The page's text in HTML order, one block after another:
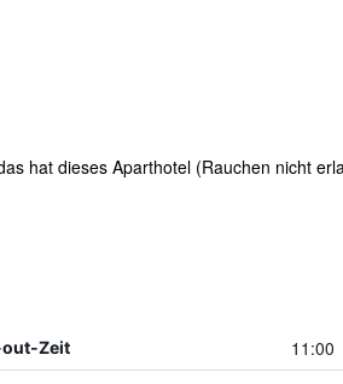
hat dieses Aparthotel (Rauchen nicht
Zeit 11:00